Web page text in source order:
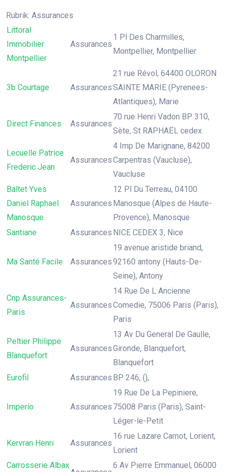
Rubrik: Assurances
Littoral
Immobilier
Montpellier
Assurances
1 Pl Des Charmilles,
Montpellier, Montpellier
3b Courtage Assurances
21 rue Révol, 64400 OLORON
SAINTE MARIE (Pyrenees-
Atlantiques), Marie
Direct Finances Assurances
70 rue Henri Vadon BP 310,
Sète, St RAPHAËL cedex
Lecuelle Patrice
Frederic Jean
Assurances
4 Imp De Marignane, 84200
Carpentras (Vaucluse),
Vaucluse
Baltet Yves
Daniel Raphael
Manosque
Assurances
12 Pl Du Terreau, 04100
Manosque (Alpes de Haute-
Provence), Manosque
Santiane
Assurances NICE CEDEX 3, Nice
Ma Santé Facile Assurances
19 avenue aristide briand,
92160 antony (Hauts-De-
Seine), Antony
Cnp Assurances-
Paris
Assurances
14 Rue De L Ancienne
Comedie, 75006 Paris (Paris),
Paris
Peltier Philippe
Blanquefort
Assurances
13 Av Du General De Gaulle,
Gironde, Blanquefort,
Blanquefort
Eurofil
Assurances BP 246, (),
Imperio Assurances
19 Rue De La Pepiniere,
75008 Paris (Paris), Saint-
Léger-le-Petit
Kervran Henri Assurances
16 rue Lazare Carnot, Lorient,
Lorient
Carrosserie Albax
6 Av Pierre Emmanuel, 06000